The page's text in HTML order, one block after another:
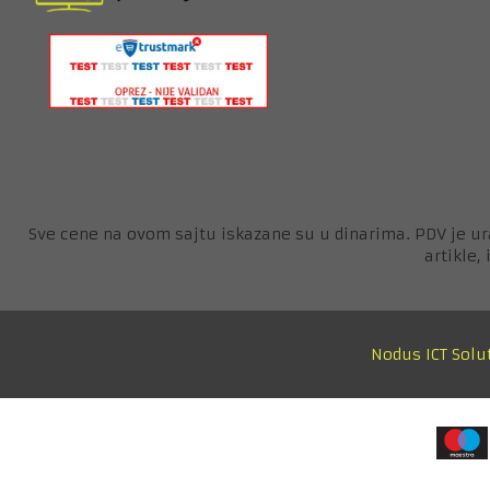
Sve cene na ovom sajtu iskazane su u dinarima. PDV je
artikle,
Nodus ICT